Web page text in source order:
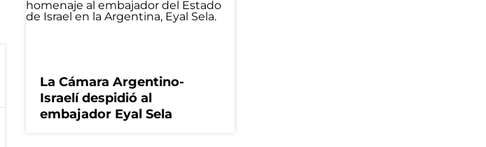
La Cámara Argentino-
Israelí despidió al
embajador Eyal Sela